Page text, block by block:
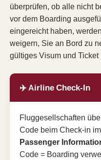
überprüfen, ob alle nicht
vor dem Boarding
eingereicht haben,
weigern, Sie an Bord zu
gültiges Visum und Ticket
✈️ Airline Check-In
Fluggesellschaften
Code beim Check-in
Passenger
Code = Boarding